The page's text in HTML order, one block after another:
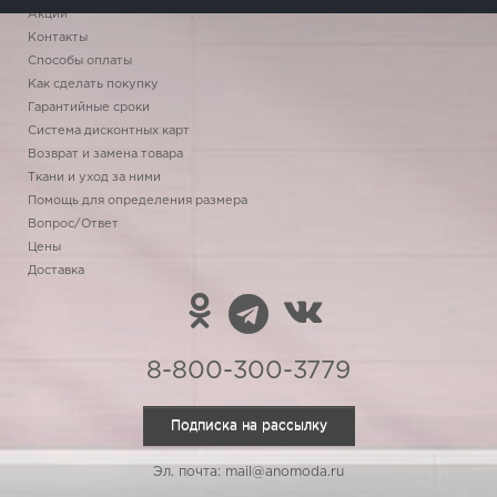
Акции
Контакты
Способы оплаты
Как сделать покупку
Гарантийные сроки
Система дисконтных карт
Возврат и замена товара
Ткани и уход за ними
Помощь для определения размера
Вопрос/Ответ
Цены
Доставка
8-800-300-3779
Подписка на рассылку
Эл. почта: mail@anomoda.ru